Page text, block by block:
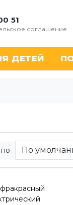
51
соглашение
ДЕТЕЙ